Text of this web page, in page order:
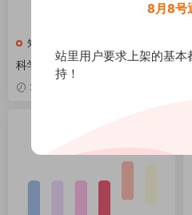
知识科普
科学世界 2018全年共12本 PD
F
2025-08-27
8月8号
站里用户要求上架的基本
持！